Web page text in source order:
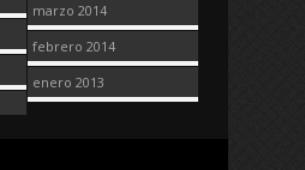
marzo 2014
febrero 2014
enero 2013